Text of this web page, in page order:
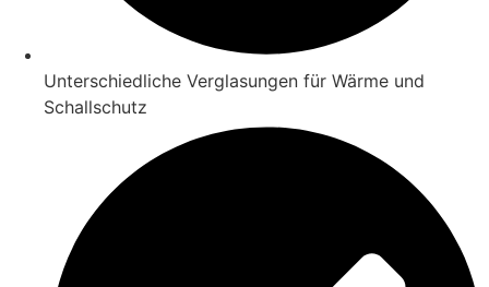
Unterschiedliche Verglasungen für Wärme und
Schallschutz